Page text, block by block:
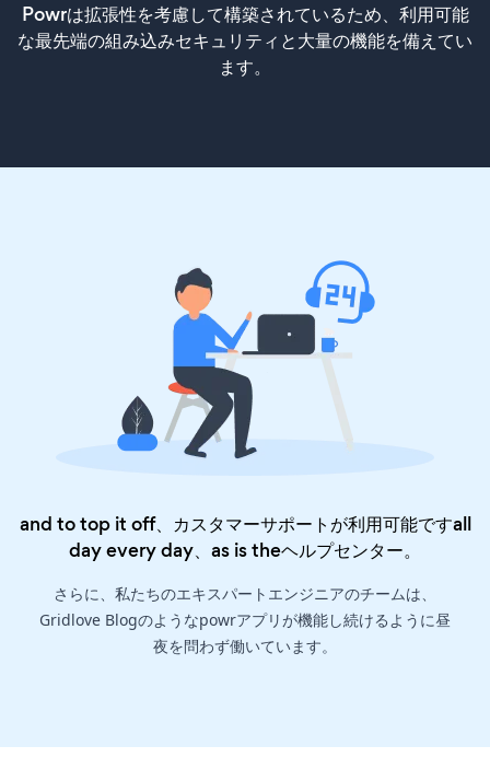
Powrは拡張性を考慮して構築されているため、利用可能
な最先端の組み込みセキュリティと大量の機能を備えてい
ます。
and to top it off、カスタマーサポートが利用可能ですall
day every day、as is theヘルプセンター。
さらに、私たちのエキスパートエンジニアのチームは、
Gridlove Blogのようなpowrアプリが機能し続けるように昼
夜を問わず働いています。